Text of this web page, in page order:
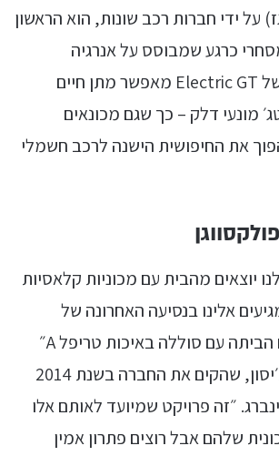
על ידי חברות רכב שונות, הוא הראשון
כרגע שמבוסס על אנרגיה
חשמלית. המנוע של Electric GT מאפשר מתן חיים
מונעי דלק – כך שגם מכונאים
את החיפושית הישנה לרכב חשמלי
יוצאים מהבית עם מכוניות קלאסיות
40 או 50, ומגיעים אלינו בנסיעה האחרונה של
המנוע. הם חוזרים הביתה עם סוללה באיכות טריפל A״
מספר אריק הוטצ׳יסון, שהקים את החברה בשנת 2014
״זה פרויקט שמיועד לאותם אלו
שלהם אבל רוצים פתרון אמין